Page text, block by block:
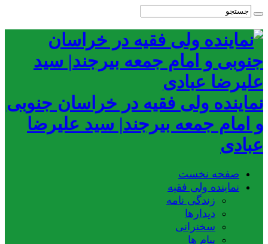
نماینده ولی فقیه در خراسان جنوبی
و امام جمعه بیرجند| سید علیرضا
عبادی
صفحه نخست
نماینده ولی فقیه
زندگی نامه
دیدارها
سخنرانی
پیام ها